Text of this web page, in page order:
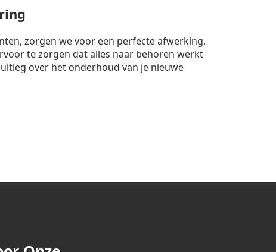
zorgen we voor een perfecte afwerking.
te zorgen dat alles naar behoren werkt
over het onderhoud van je nieuwe